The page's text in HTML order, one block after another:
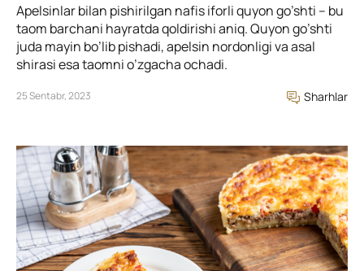
Apelsinlar bilan pishirilgan nafis iforli quyon go’shti – bu
taom barchani hayratda qoldirishi aniq. Quyon go’shti
juda mayin bo’lib pishadi, apelsin nordonligi va asal
shirasi esa taomni o’zgacha ochadi.
25 Sentabr, 2023 Sharhlar